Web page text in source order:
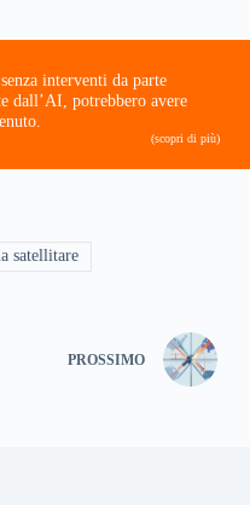
interventi da parte
dall’AI, potrebbero avere
(scopri di più)
satellitare
PROSSIMO